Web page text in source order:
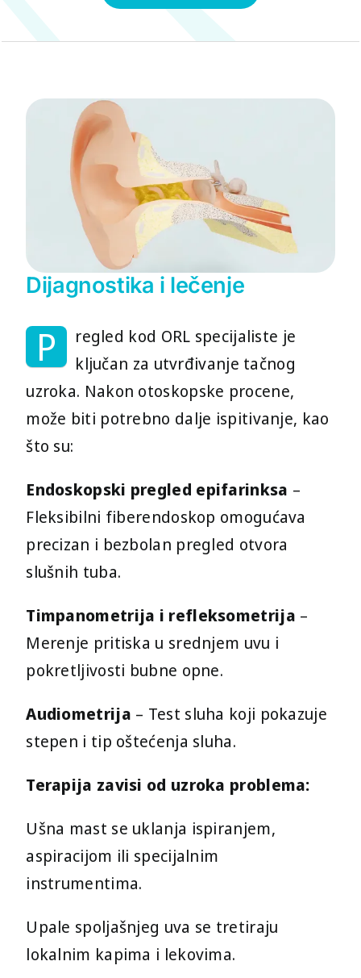
Dijagnostika i lečenje
P
regled kod ORL specijaliste je
ključan za utvrđivanje tačnog
uzroka. Nakon otoskopske procene,
može biti potrebno dalje ispitivanje, kao
što su:
Endoskopski pregled epifarinksa –
Fleksibilni fiberendoskop omogućava
precizan i bezbolan pregled otvora
slušnih tuba.
Timpanometrija i refleksometrija –
Merenje pritiska u srednjem uvu i
pokretljivosti bubne opne.
Audiometrija – Test sluha koji pokazuje
stepen i tip oštećenja sluha.
Terapija zavisi od uzroka problema:
Ušna mast se uklanja ispiranjem,
aspiracijom ili specijalnim
instrumentima.
Upale spoljašnjeg uva se tretiraju
lokalnim kapima i lekovima.